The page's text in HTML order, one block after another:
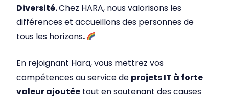
Diversité.Chez HARA, nous valorisons les
différences et accueillons des personnes de
tous les horizons.
En rejoignant Hara, vous mettrez vos
compétences au service de projets IT à forte
valeur ajoutée tout en soutenant des causes